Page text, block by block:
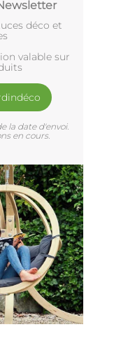
déco et
valable sur
la date d'envoi.
en cours.